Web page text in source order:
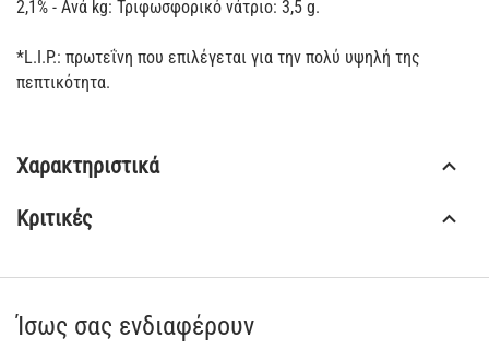
2,1% - Ανά kg: Τριφωσφορικό νάτριο: 3,5 g.
*L.I.P.: πρωτεΐνη που επιλέγεται για την πολύ υψηλή της
πεπτικότητα.
Χαρακτηριστικά
Κριτικές
Ίσως σας ενδιαφέρουν